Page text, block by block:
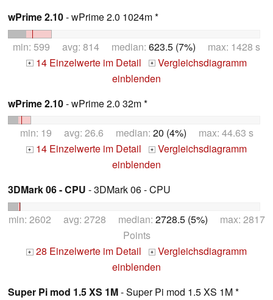
wPrime 2.10- wPrime 2.0 1024m *
min: 599 avg: 814 median: 623.5 (7%) max: 1428 s
+ 14 Einzelwerte im Detail +
Vergleichsdiagramm
einblenden
wPrime 2.10- wPrime 2.0 32m *
min: 19 avg: 26.6 median: 20 (4%) max: 44.63 s
+ 14 Einzelwerte im Detail +
Vergleichsdiagramm
einblenden
3DMark 06 - CPU - 3DMark 06 - CPU
min: 2602 avg: 2728 median: 2728.5 (5%) max: 2817
Points
+ 28 Einzelwerte im Detail +
Vergleichsdiagramm
einblenden
Super Pi mod 1.5 XS 1M- Super Pi mod 1.5 XS 1M *